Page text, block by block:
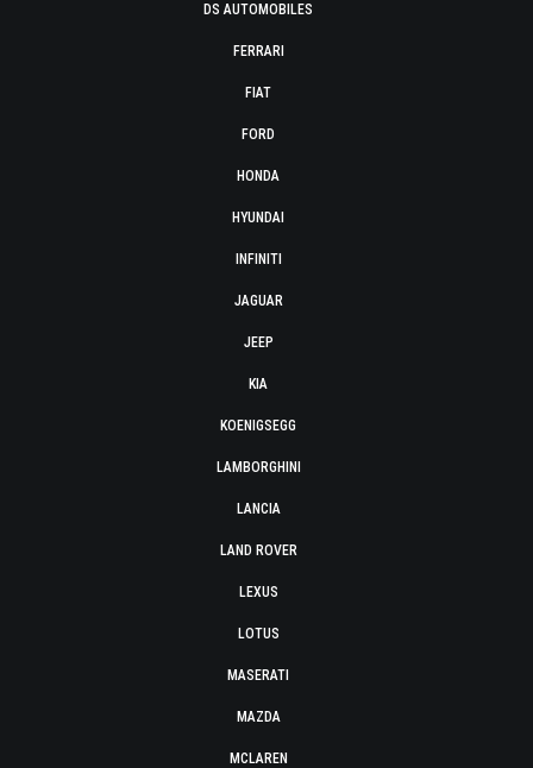
DS AUTOMOBILES
FERRARI
FIAT
FORD
HONDA
HYUNDAI
INFINITI
JAGUAR
JEEP
KIA
KOENIGSEGG
LAMBORGHINI
LANCIA
LAND ROVER
LEXUS
LOTUS
MASERATI
MAZDA
MCLAREN